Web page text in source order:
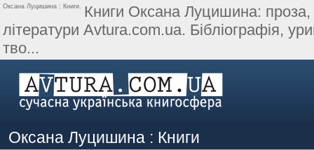
Оксана Луцишина : Книги. Книги Оксана Луцишина: проза,
літератури Avtura.com.ua. Бібліографія,
тво...
Оксана Луцишина : Книги